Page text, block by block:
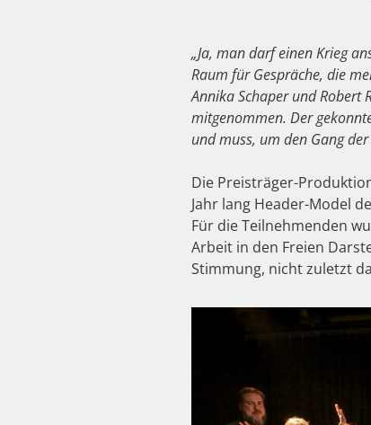
„Ja, man darf einen Krieg
Raum für Gespräche, die
Annika Schaper und Robert
mitgenommen. Der
und muss, um den Gang
Die Preisträger-
Jahr lang Header-Model
Für die Teilnehmenden
Arbeit in den Freien
Stimmung, nicht zuletzt